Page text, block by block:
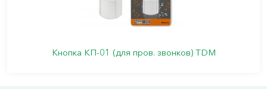
Кнопка КП-01 (для пров. звонков) TDM